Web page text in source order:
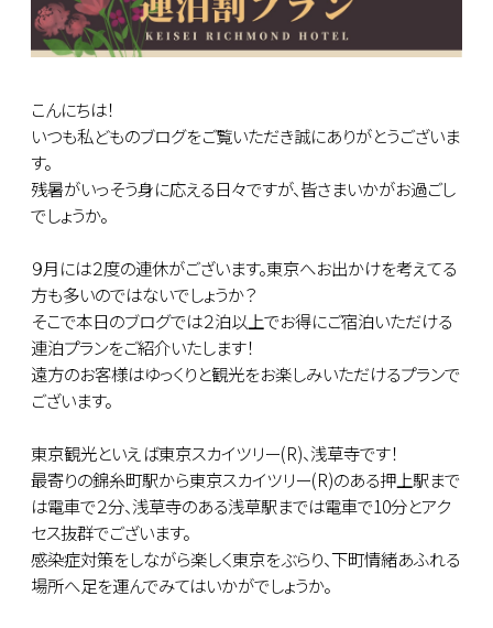
こんにちは！
いつも私どものブログをご覧いただき誠にありがとうございま
す。
残暑がいっそう身に応える日々ですが、皆さまいかがお過ごし
でしょうか。
９月には２度の連休がございます。東京へお出かけを考えてる
方も多いのではないでしょうか？
そこで本日のブログでは２泊以上でお得にご宿泊いただける
連泊プランをご紹介いたします！
遠方のお客様はゆっくりと観光をお楽しみいただけるプランで
ございます。
東京観光といえば東京スカイツリー(R)、浅草寺です！
最寄りの錦糸町駅から東京スカイツリー(R)のある押上駅まで
は電車で２分、浅草寺のある浅草駅までは電車で10分とアク
セス抜群でございます。
感染症対策をしながら楽しく東京をぶらり、下町情緒あふれる
場所へ足を運んでみてはいかがでしょうか。